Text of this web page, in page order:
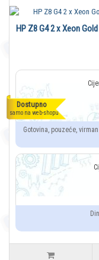
Dostupno
samo na web-shopu
HP Z8 G4 2 x Xeon
Gotovina, pouzeće,